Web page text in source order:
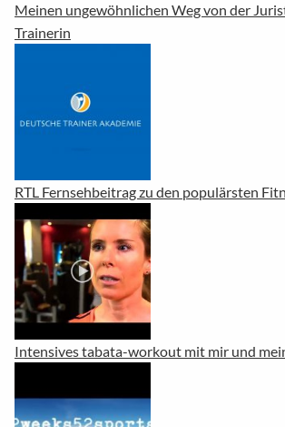
Meinen ungewöhnlichen Weg von der
Trainerin
RTL Fernsehbeitrag zu den populärsten
Intensives tabata-workout mit mir und